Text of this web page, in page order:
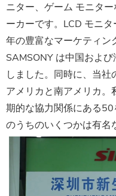
ニター、ゲーム モニタ
ーカーです。LCD モニ
年の豊富なマーケティン
SAMSONY は中国およ
しました。同時に、当
アメリカと南アメリカ
期的な協力関係にある
のうちのいくつかは有名